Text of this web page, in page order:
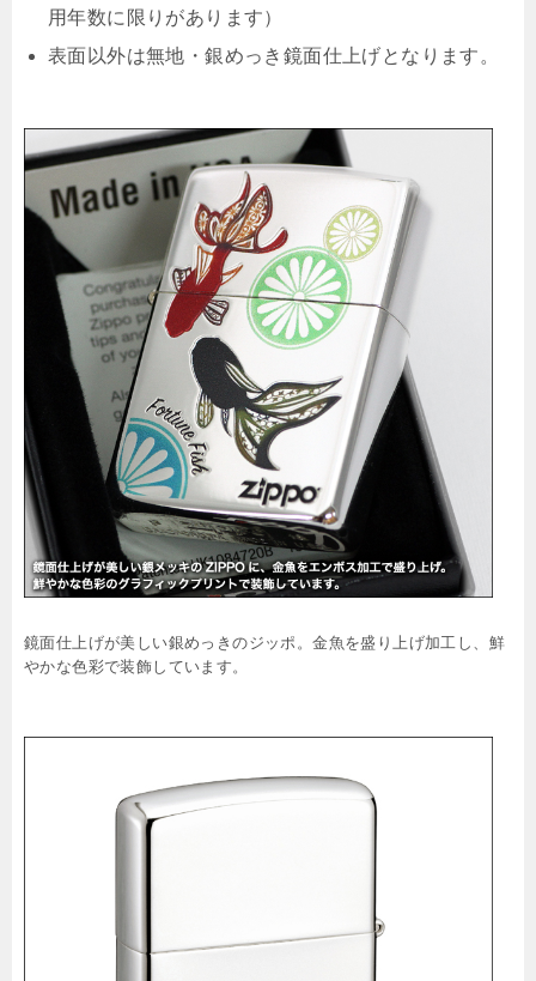
用年数に限りがあります）
表面以外は無地・銀めっき鏡面仕上げとなります。
鏡面仕上げが美しい銀めっきのジッポ。金魚を盛り上げ加工し、鮮
やかな色彩で装飾しています。